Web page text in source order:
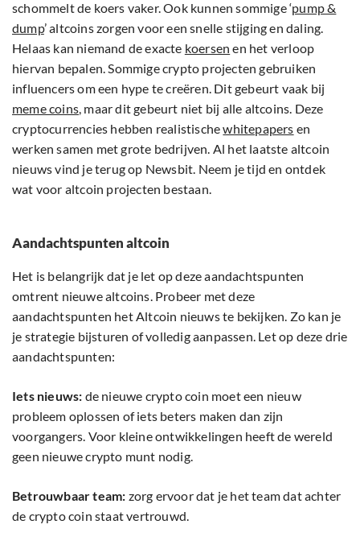
schommelt de koers vaker. Ook kunnen sommige ‘pump &
dump’ altcoins zorgen voor een snelle stijging en daling.
Helaas kan niemand de exacte koersen en het verloop
hiervan bepalen. Sommige crypto projecten gebruiken
influencers om een hype te creëren. Dit gebeurt vaak bij
meme coins, maar dit gebeurt niet bij alle altcoins. Deze
cryptocurrencies hebben realistischewhitepapers en
werken samen met grote bedrijven. Al het laatste altcoin
nieuws vind je terug op Newsbit. Neem je tijd en ontdek
wat voor altcoin projecten bestaan.
Aandachtspunten altcoin
Het is belangrijk dat je let op deze aandachtspunten
omtrent nieuwe altcoins. Probeer met deze
aandachtspunten het Altcoin nieuws te bekijken. Zo kan je
je strategie bijsturen of volledig aanpassen. Let op deze drie
aandachtspunten:
Iets nieuws: de nieuwe crypto coin moet een nieuw
probleem oplossen of iets beters maken dan zijn
voorgangers. Voor kleine ontwikkelingen heeft de wereld
geen nieuwe crypto munt nodig.
Betrouwbaar team: zorg ervoor dat je het team dat achter
de crypto coin staat vertrouwd.